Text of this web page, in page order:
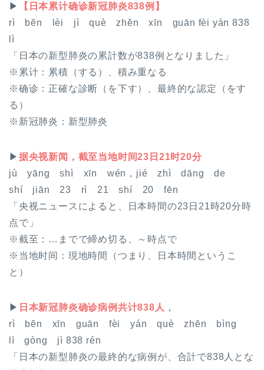
▶
【日本累计确诊新冠肺炎838例】
rì bĕn lèi jì què zhĕn xīn guān fèi yán 838
lì
「日本の新型肺炎の累計数が838例となりました」
※ 累计 ：累積（する）、積み重なる
※确诊 ：正確な診断（を下す）、最終的な認定（をす
る）
※ 新冠肺炎 ：新型肺炎
▶ 据央视新闻，截至当地时间23日21时20分
jù yāng shì xīn wén，jié zhì dāng de
shí jiān 23 rì 21 shí 20 fēn
「央视ニュースによると、日本時間の23日21時20分時
点で」
※截至 ：…までで締め切る、～時点で
※ 当地时间 ：現地時間（つまり、日本時間というこ
と）
▶ 日本新冠肺炎确诊病例共计838人 ，
rì bĕn xīn guān fèi yán què zhĕn bìng
lì gòng jì 838 rén
「日本の新型肺炎の最終的な病例が、合計で838人とな